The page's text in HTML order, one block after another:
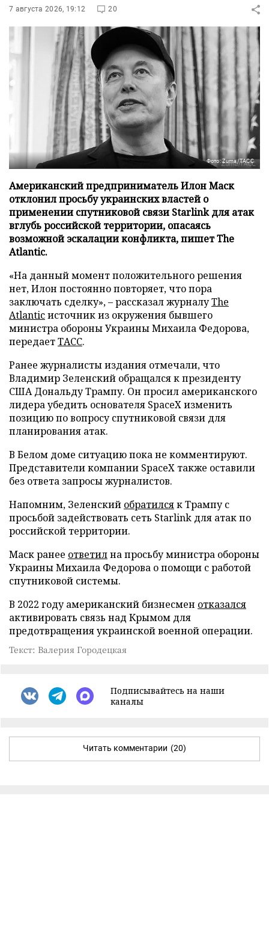
7 августа 2026, 19:12 20
Фото: Zuma/ТАСС
Американский предприниматель Илон Маск
отклонил просьбу украинских властей о
применении спутниковой связи Starlink для атак
вглубь российской территории, опасаясь
возможной эскалации конфликта, пишет The
Atlantic.
«На данный момент положительного решения
нет, Илон постоянно повторяет, что пора
заключать сделку», – рассказал журналуThe
Atlanticисточник из окружения бывшего
министра обороны Украины Михаила Федорова,
передаетТАСС.
Ранее журналисты издания отмечали, что
Владимир Зеленский обращался к президенту
США Дональду Трампу. Он просил американского
лидера убедить основателя SpaceX изменить
позицию по вопросу спутниковой связи для
планирования атак.
В Белом доме ситуацию пока не комментируют.
Представители компании SpaceX также оставили
без ответа запросы журналистов.
Напомним, Зеленский обратилсяк Трампу с
просьбой задействовать сеть Starlink для атак по
российской территории.
Маск ранее ответилна просьбу министра обороны
Украины Михаила Федорова о помощи с работой
спутниковой системы.
В 2022 году американский бизнесмен отказался
активировать связь над Крымом для
предотвращения украинской военной операции.
Текст: Валерия Городецкая
Подписывайтесь на наши
каналы
Читать комментарии (20)